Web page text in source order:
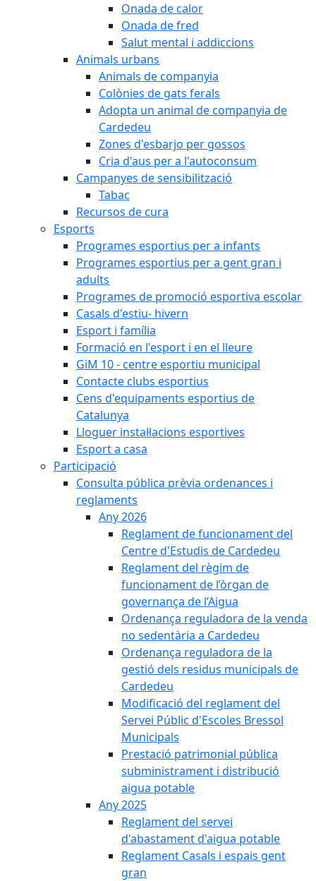
Onada de calor
Onada de fred
Salut mental i addiccions
Animals urbans
Animals de companyia
Colònies de gats ferals
Adopta un animal de companyia de
Cardedeu
Zones d'esbarjo per gossos
Cria d'aus per a l'autoconsum
Campanyes de sensibilització
Tabac
Recursos de cura
Esports
Programes esportius per a infants
Programes esportius per a gent gran i
adults
Programes de promoció esportiva escolar
Casals d'estiu- hivern
Esport i família
Formació en l'esport i en el lleure
GiM 10 - centre esportiu municipal
Contacte clubs esportius
Cens d'equipaments esportius de
Catalunya
Lloguer instal·lacions esportives
Esport a casa
Participació
Consulta pública prèvia ordenances i
reglaments
Any 2026
Reglament de funcionament del
Centre d'Estudis de Cardedeu
Reglament del règim de
funcionament de l’òrgan de
governança de l’Aigua
Ordenança reguladora de la venda
no sedentària a Cardedeu
Ordenança reguladora de la
gestió dels residus municipals de
Cardedeu
Modificació del reglament del
Servei Públic d'Escoles Bressol
Municipals
Prestació patrimonial pública
subministrament i distribució
aigua potable
Any 2025
Reglament del servei
d'abastament d'aigua potable
Reglament Casals i espais gent
gran